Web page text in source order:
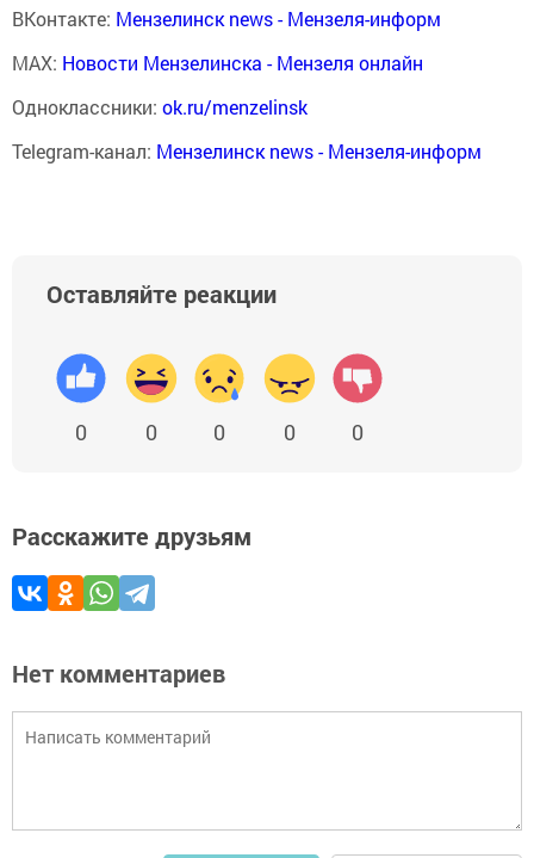
ВКонтакте: Мензелинск news - Мензеля-информ
MAX: Новости Мензелинска - Мензеля онлайн
Одноклассники: ok.ru/menzelinsk
Telegram-канал: Мензелинск news - Мензеля-информ
Оставляйте реакции
0 0 0 0 0
Расскажите друзьям
Нет комментариев